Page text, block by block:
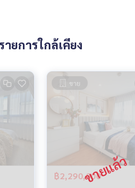
ายการใกล้เคียง
ขาย
฿2,290,000